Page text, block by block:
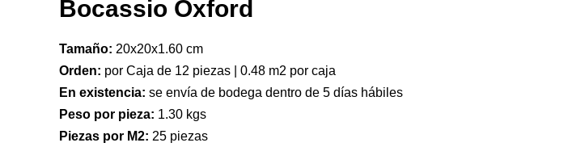
Bocassio Oxford
Tamaño: 20x20x1.60 cm
Orden: por Caja de 12 piezas | 0.48 m2 por caja
En existencia: se envía de bodega dentro de 5 días hábiles
Peso por pieza: 1.30 kgs
Piezas por M2: 25 piezas